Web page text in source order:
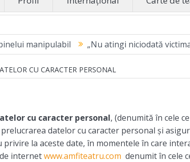
„Nu atingi niciodată victima” – pentru
CU CARACTER PERSONAL
cu caracter personal, (denumită în cele
datelor cu caracter personal și
la aceste date, în momentele în care
internetwww.amfiteatru.com denumit în cele